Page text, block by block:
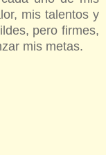
mis talentos y
pero firmes,
mis metas.